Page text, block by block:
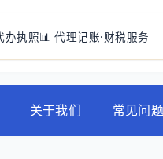
办执照📊 代理记账·财税服务
关于我们 常见问